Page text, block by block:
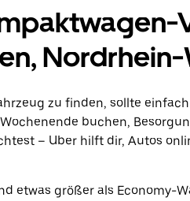
zu finden, sollte
buchen,
– Uber hilft dir, Autos
etwas größer als Economy-